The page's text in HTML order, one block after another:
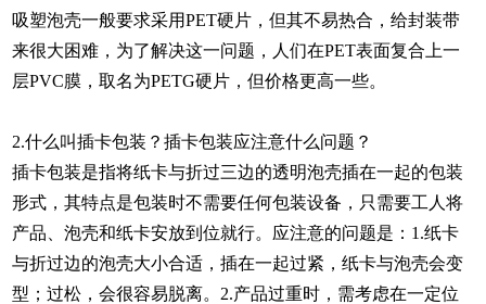
吸塑泡壳一般要求采用PET硬片，但其不易热合，给封装带
来很大困难，为了解决这一问题，人们在PET表面复合上一
层PVC膜，取名为PETG硬片，但价格更高一些。
2.什么叫插卡包装？插卡包装应注意什么问题？
插卡包装是指将纸卡与折过三边的透明泡壳插在一起的包装
形式，其特点是包装时不需要任何包装设备，只需要工人将
产品、泡壳和纸卡安放到位就行。应注意的问题是：1.纸卡
与折过边的泡壳大小合适，插在一起过紧，纸卡与泡壳会变
型；过松，会很容易脱离。2.产品过重时，需考虑在一定位